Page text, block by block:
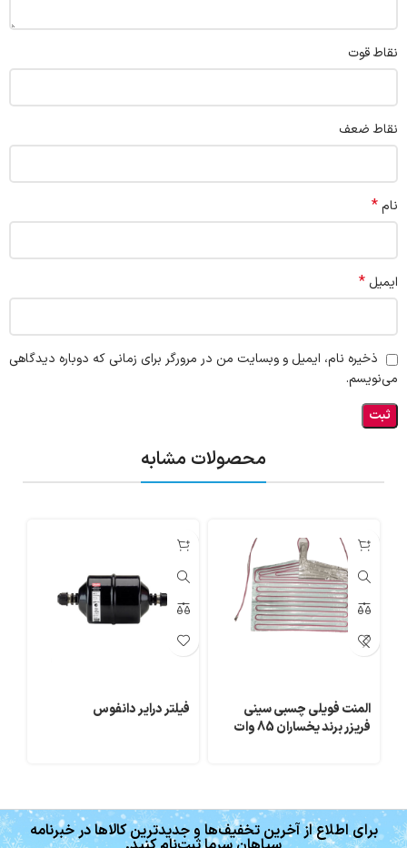
نقاط قوت
نقاط ضعف
نام*
ایمیل *
ذخیره نام، ایمیل و وبسایت من در مرورگر برای زمانی که دوباره دیدگاهی
می‌نویسم.
محصولات مشابه
المنت فویلی چسبی سینی
فریزر برند یخساران 85 وات
فیلتر درایر دانفوس
برای اطلاع از آخرین تخفیف‌ها و جدیدترین کالاها در خبرنامه